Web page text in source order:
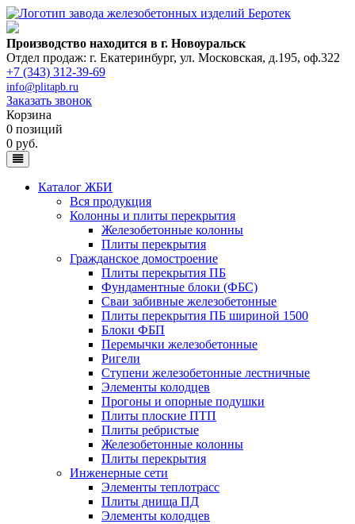
Производство находится в г. Новоуральск
Отдел продаж: г. Екатеринбург, ул. Московская, д.195, оф.322
+7 (343) 312-39-69
info@plitapb.ru
Заказать звонок
Корзина
0 позиций
0 руб.
Каталог ЖБИ
Вся продукция
Колонны и плиты перекрытия
Железобетонные колонны
Плиты перекрытия
Гражданское домостроение
Плиты перекрытия ПБ
Фундаментные блоки (ФБС)
Сваи забивные железобетонные
Плиты перекрытия ПБ шириной 1500
Блоки ФБП
Перемычки железобетонные
Ригели
Ступени железобетонные лестничные
Элементы колодцев
Прогоны и опорные подушки
Плиты плоские ПТП
Плиты ребристые
Железобетонные колонны
Плиты перекрытия
Инженерные сети
Элементы теплотрасс
Плиты днища ПД
Элементы колодцев